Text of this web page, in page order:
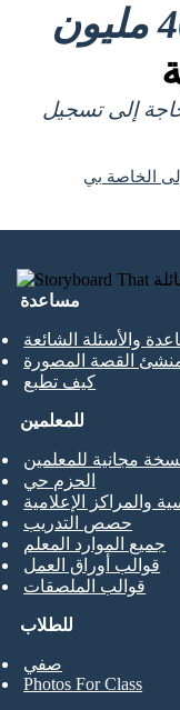
حاجة إلى تسجيل
الخاصة بي
مساعدة
والأسئلة الشائعة
القصة المصورة
كيف تطبع
للطلاب
صفي
Photos For Class
للمعلمين
مجانية للمعلمين
الحزم حي
والمراكز الإعلامية
حصص التدريب
جميع الموارد المعلم
قوالب أوراق العمل
قوالب الملصقات